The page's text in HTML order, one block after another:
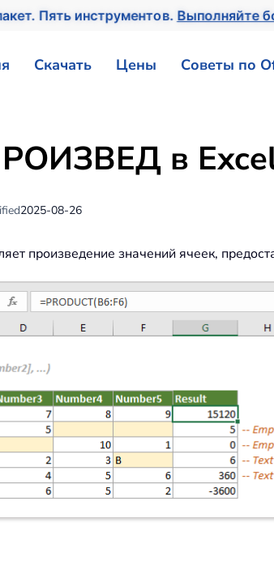
Пять инструментов. Выполняйте
Скачать Цены Советы по
в
2025-08-26
произведение значений ячеек,